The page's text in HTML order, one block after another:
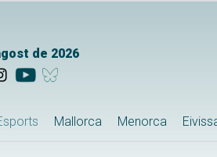
de 2026
Mallorca Menorca